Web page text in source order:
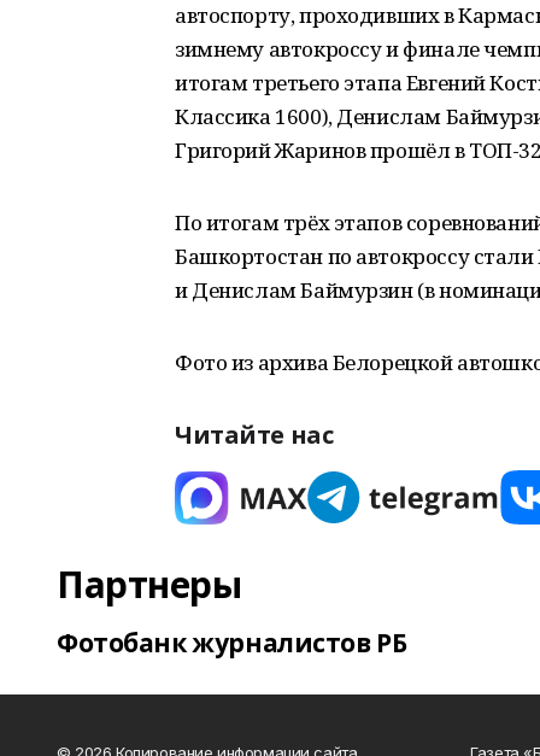
автоспорту, проходивших в
зимнему автокроссу и финале
итогам третьего этапа Евгений
Классика 1600), Денислам
Григорий Жаринов прошёл в ТОП-
По итогам трёх этапов
Башкортостан по автокроссу
и Денислам Баймурзин (в
Фото из архива Белорецкой
Читайте нас
Партнеры
Фотобанк журналистов РБ